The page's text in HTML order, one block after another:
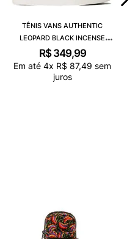
TÊNIS VANS AUTHENTIC
LEOPARD BLACK INCENSE
VN000D6GGR4
R$ 349,99
Em até 4x R$ 87,49 sem
juros